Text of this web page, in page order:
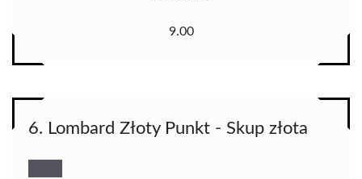
9.00
6. Lombard Złoty Punkt - Skup złota